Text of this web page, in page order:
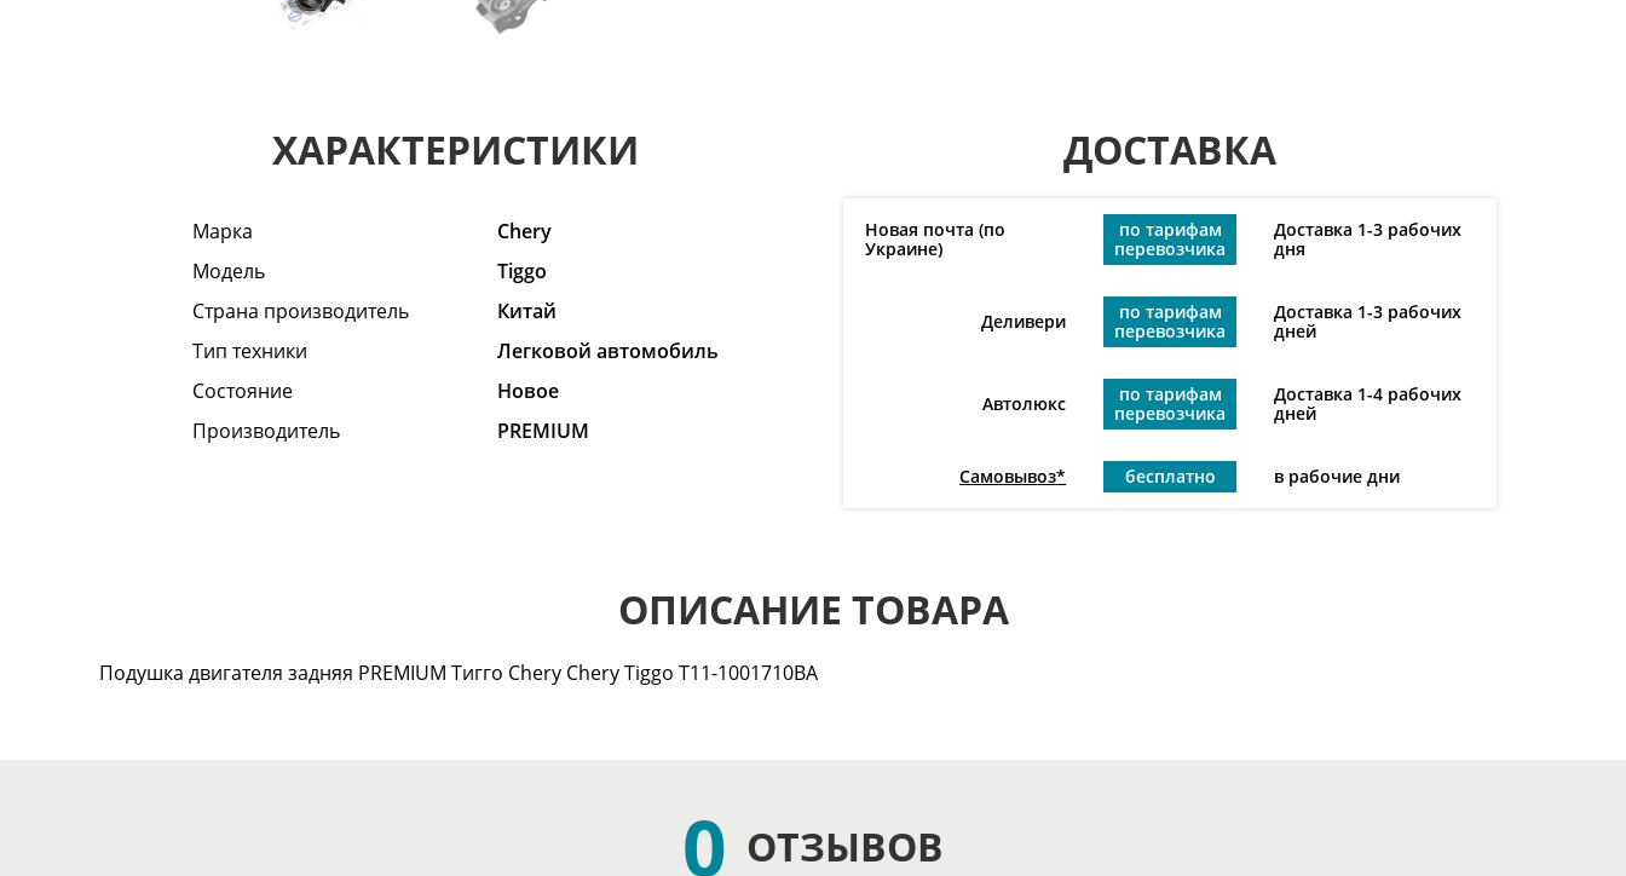
ХАРАКТЕРИСТИКИ
Марка
Chery
Модель
Tiggo
Страна производитель
Китай
Тип техники
Легковой автомобиль
Состояние
Hовое
Производитель
PREMIUM
ДОСТАВКА
Новая почта (по
Украине)
по тарифам
перевозчика
Доставка 1-3 рабочих
дня
Деливери
по тарифам
перевозчика
Доставка 1-3 рабочих
дней
Автолюкс
по тарифам
перевозчика
Доставка 1-4 рабочих
дней
Самовывоз* бесплатно в рабочие дни
ОПИСАНИЕ ТОВАРА
Подушка двигателя задняя PREMIUM Тигго Chery Chery Tiggo T11-1001710BA
0 ОТЗЫВОВ